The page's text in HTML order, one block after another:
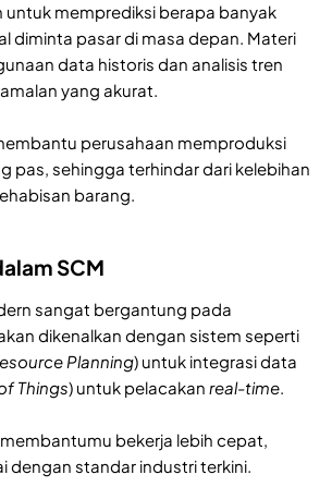
untuk memprediksi berapa banyak
diminta pasar di masa depan. Materi
data historis dan analisis tren
yang akurat.
perusahaan memproduksi
pas, sehingga terhindar dari kelebihan
barang.
SCM
sangat bergantung pada
dikenalkan dengan sistem seperti
Planning) untuk integrasi data
Things) untuk pelacakan real-time.
membantumu bekerja lebih cepat,
dengan standar industri terkini.